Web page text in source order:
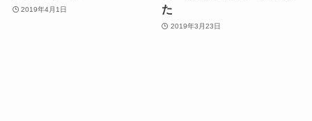
2019年4月1日
た
2019年3月23日